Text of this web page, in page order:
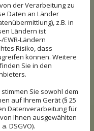
der Verarbeitung zu
Daten an Länder
z.B. in
Ländern ist
EWR-Ländern
Risiko, dass
können. Weitere
Sie in den
stimmen Sie sowohl dem
auf Ihrem Gerät (§ 25
Datenverarbeitung für
Ihnen ausgewählten
DSGVO).